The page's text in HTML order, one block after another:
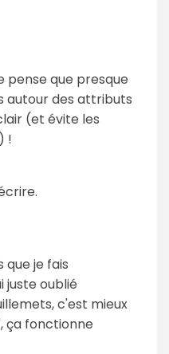
pense que presque
autour des attributs
(et évite les
!
que je fais
juste oublié
c'est mieux
ça fonctionne